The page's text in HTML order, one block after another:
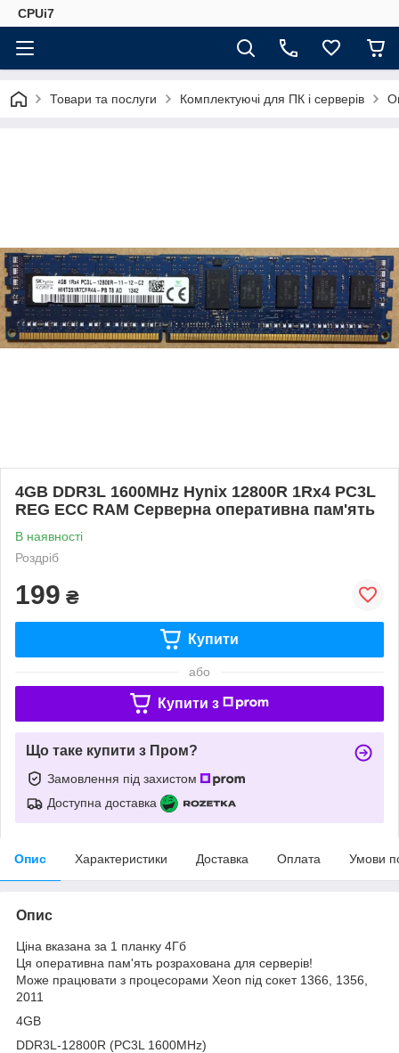
CPUi7
Товари та послуги Комплектуючі для ПК і серверів
4GB DDR3L 1600MHz Hynix 12800R 1Rx4 PC3L
REG ECC RAM Серверна оперативна пам'ять
В наявності
Роздріб
199 ₴
Купити
або
Купити з
Що таке купити з Пром?
Замовлення під захистом
Доступна доставка
Опис Характеристики Доставка Оплата Умови
Опис
Ціна вказана за 1 планку 4Гб
Ця оперативна пам'ять розрахована для серверів!
Може працювати з процесорами Xeon під сокет 1366, 1356,
2011
4GB
DDR3L-12800R (PC3L 1600MHz)